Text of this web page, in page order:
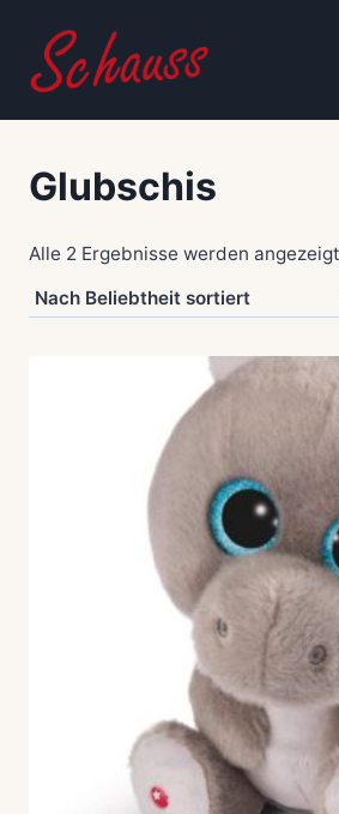
Inhalt
springen
Glubschis
Alle 2 Ergebnisse werden angezeigt